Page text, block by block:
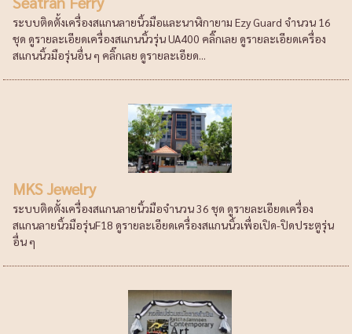
ระบบติดตั้งเครื่องสแกนลายนิ้วมือและนาฬิกายาม Ezy Guard จำนวน 16
ชุด ดูรายละเอียดเครื่องสแกนนิ้วรุ่น UA400 คลิ๊กเลย ดูรายละเอียดเครื่อง
สแกนนิ้วมือรุ่นอื่น ๆ คลิ๊กเลย ดูรายละเอียด...
MKS Jewelry
ระบบติดตั้งเครื่องสแกนลายนิ้วมือจำนวน 36 ชุด ดูรายละเอียดเครื่อง
สแกนลายนิ้วมือรุ่นF18 ดูรายละเอียดเครื่องสแกนนิ้วเพื่อเปิด-ปิดประตูรุ่น
อื่น ๆ